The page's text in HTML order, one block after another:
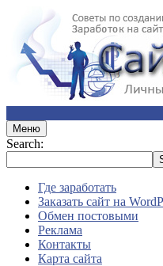
Меню
Search:
Где заработать
Заказать сайт на
Обмен постовыми
Реклама
Контакты
Карта сайта